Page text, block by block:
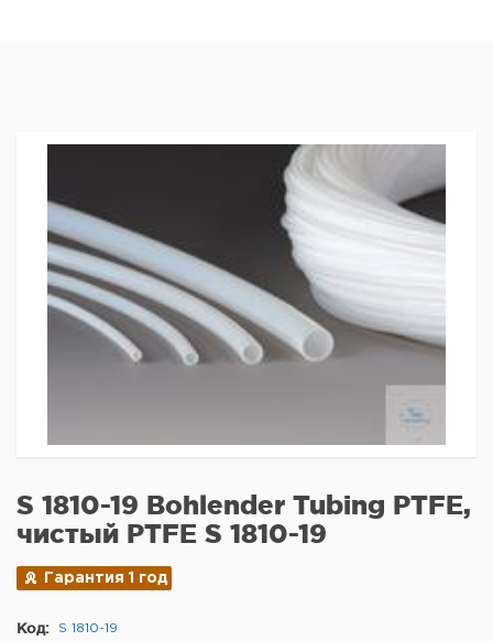
S 1810-19 Bohlender Tubing PTFE,
чистый PTFE S 1810-19
Гарантия 1 год
Код: S 1810-19